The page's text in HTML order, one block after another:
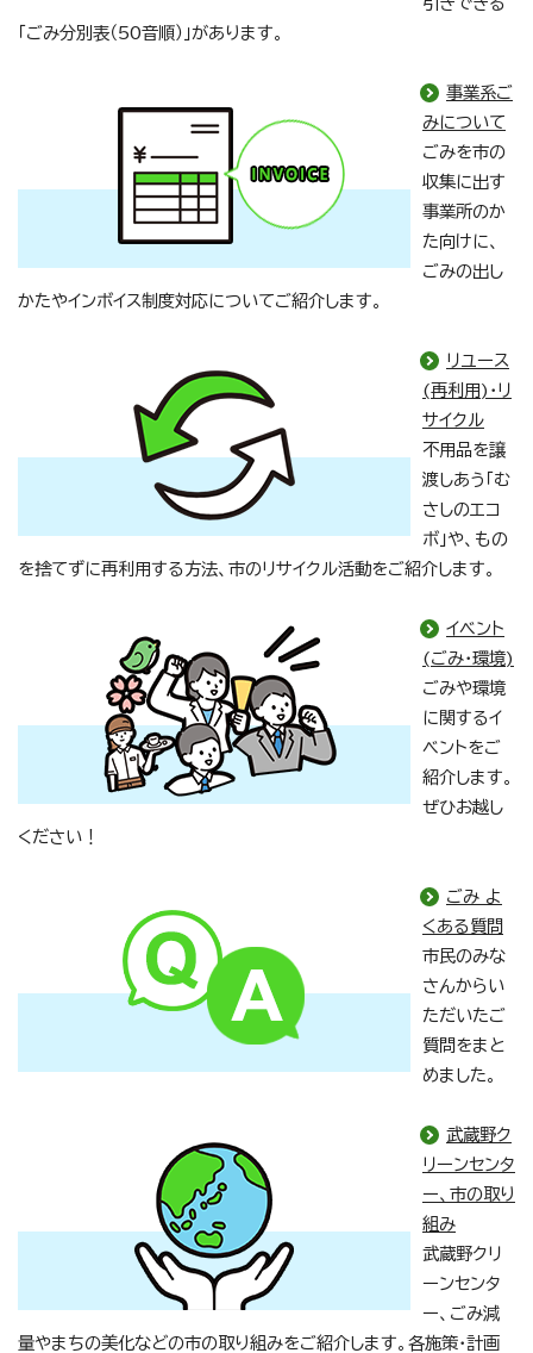
「ごみ分別表（50音順）」があります。
事業系ご
みについて
ごみを市の
収集に出す
事業所のか
た向けに、
ごみの出し
かたやインボイス制度対応についてご紹介します。
リユース
(再利用)・リ
サイクル
不用品を譲
渡しあう「む
さしのエコ
ボ」や、もの
を捨てずに再利用する方法、市のリサイクル活動をご紹介します。
イベント
(ごみ・環境)
ごみや環境
に関するイ
ベントをご
紹介します。
ぜひお越し
ください！
ごみ よ
くある質問
市民のみな
さんからい
ただいたご
質問をまと
めました。
武蔵野ク
リーンセンタ
ー、市の取り
組み
武蔵野クリ
ーンセンタ
ー、ごみ減
量やまちの美化などの市の取り組みをご紹介します。各施策・計画